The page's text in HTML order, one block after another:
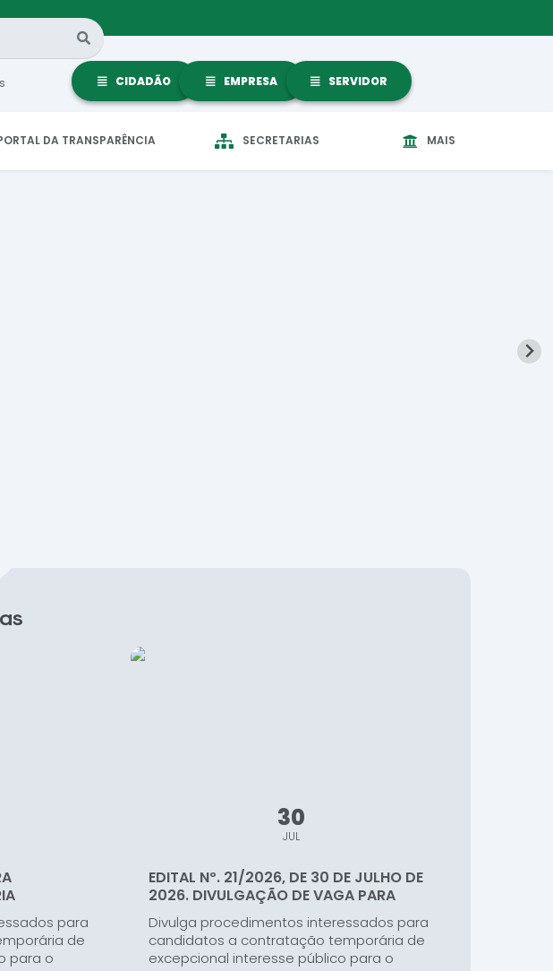
CIDADÃO EMPRESA SERVIDOR
DA TRANSPARÊNCIA SECRETARIAS MAIS
para
de
para o
30
JUL
EDITAL Nº. 21/2026, DE 30 DE JULHO DE
2026. DIVULGAÇÃO DE VAGA PARA
CONTRATAÇÃO...
Divulga procedimentos interessados para
candidatos a contratação temporária de
excepcional interesse público para o